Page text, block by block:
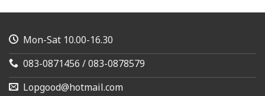
Mon-Sat 10.00-16.30
083-0871456 / 083-0878579
Lopgood@hotmail.com